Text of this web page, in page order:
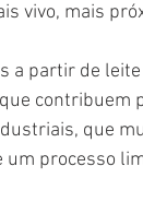
vivo, mais
a partir de
contribuem
que
processo